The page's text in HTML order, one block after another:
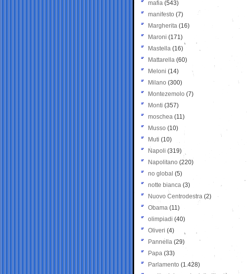
mafia (543)
manifesto (7)
Margherita (16)
Maroni (171)
Mastella (16)
Mattarella (60)
Meloni (14)
Milano (300)
Montezemolo (7)
Monti (357)
moschea (11)
Musso (10)
Muti (10)
Napoli (319)
Napolitano (220)
no global (5)
notte bianca (3)
Nuovo Centrodestra (2)
Obama (11)
olimpiadi (40)
Oliveri (4)
Pannella (29)
Papa (33)
Parlamento (1.428)